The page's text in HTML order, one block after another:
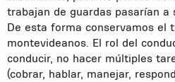
trabajan de guardas pasarían a
De esta forma conservamos el
montevideanos. El rol del
conducir, no hacer múltiples
(cobrar, hablar, manejar,